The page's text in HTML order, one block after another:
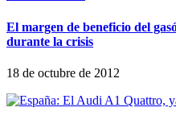
El margen de beneficio del
durante la crisis
18 de octubre de 2012